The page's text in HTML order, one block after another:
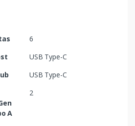
6
USB Type-C
USB Type-C
A
2